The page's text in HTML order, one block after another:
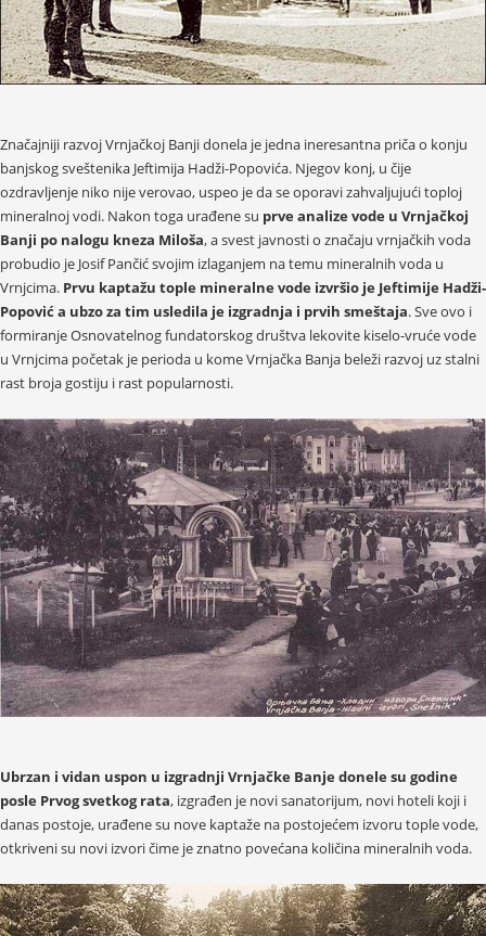
Značajniji razvoj Vrnjačkoj Banji donela je jedna ineresantna priča o konju
banjskog sveštenika Jeftimija Hadži-Popovića. Njegov konj, u čije
ozdravljenje niko nije verovao, uspeo je da se oporavi zahvaljujući toploj
mineralnoj vodi. Nakon toga urađene su prve analize vode u Vrnjačkoj
Banji po nalogu kneza Miloša, a svest javnosti o značaju vrnjačkih voda
probudio je Josif Pančić svojim izlaganjem na temu mineralnih voda u
Vrnjcima. Prvu kaptažu tople mineralne vode izvršio je Jeftimije Hadži-
Popović a ubzo za tim usledila je izgradnja i prvih smeštaja. Sve ovo i
formiranje Osnovatelnog fundatorskog društva lekovite kiselo-vruće vode
u Vrnjcima početak je perioda u kome Vrnjačka Banja beleži razvoj uz stalni
rast broja gostiju i rast popularnosti.
Ubrzan i vidan uspon u izgradnji Vrnjačke Banje donele su godine
posle Prvog svetkog rata, izgrađen je novi sanatorijum, novi hoteli koji i
danas postoje, urađene su nove kaptaže na postojećem izvoru tople vode,
otkriveni su novi izvori čime je znatno povećana količina mineralnih voda.